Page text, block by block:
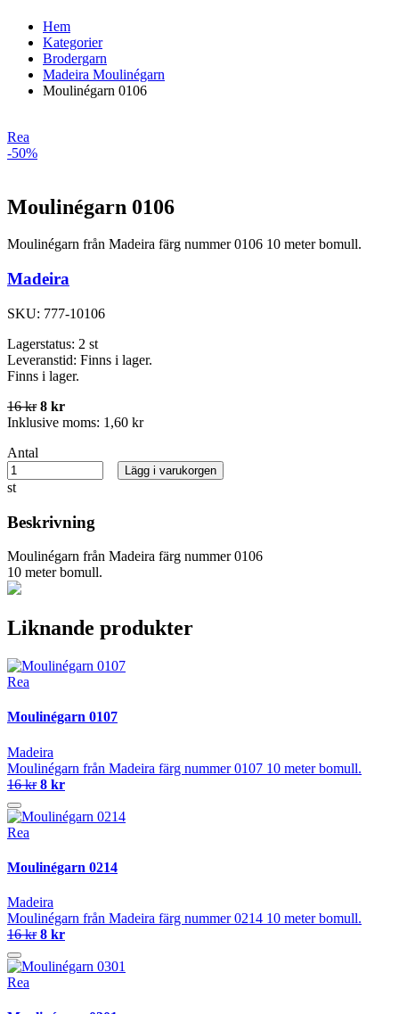
Hem
Kategorier
Brodergarn
Madeira Moulinégarn
Moulinégarn 0106
Rea
-50%
Moulinégarn 0106
Moulinégarn från Madeira färg nummer 0106 10 meter bomull.
Madeira
SKU: 777-10106
Lagerstatus: 2 st
Leveranstid: Finns i lager.
Finns i lager.
16 kr 8 kr
Inklusive moms: 1,60 kr
Antal
st
Lägg i varukorgen
Beskrivning
Moulinégarn från Madeira färg nummer 0106
10 meter bomull.
Liknande produkter
Rea
Moulinégarn 0107
Madeira
Moulinégarn från Madeira färg nummer 0107 10 meter bomull.
16 kr 8 kr
Rea
Moulinégarn 0214
Madeira
Moulinégarn från Madeira färg nummer 0214 10 meter bomull.
16 kr 8 kr
Rea